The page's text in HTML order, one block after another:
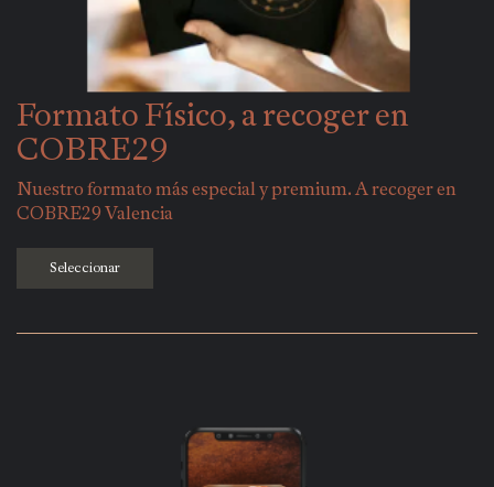
Formato Físico, a recoger en
COBRE29
Nuestro formato más especial y premium. A recoger en
COBRE29 Valencia
Seleccionar